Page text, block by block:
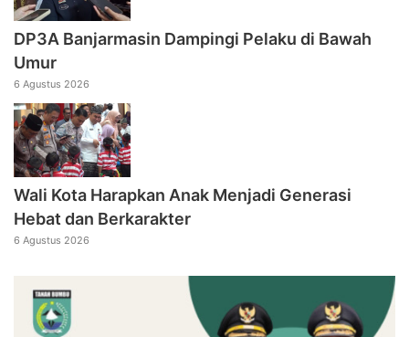
DP3A Banjarmasin Dampingi Pelaku di Bawah
Umur
6 Agustus 2026
Wali Kota Harapkan Anak Menjadi Generasi
Hebat dan Berkarakter
6 Agustus 2026